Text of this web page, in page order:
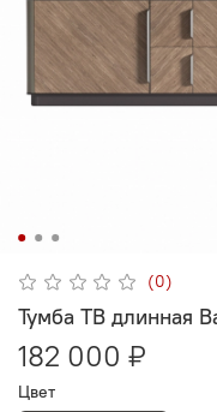
(0)
Тумба ТВ длинная
182 000 ₽
Цвет